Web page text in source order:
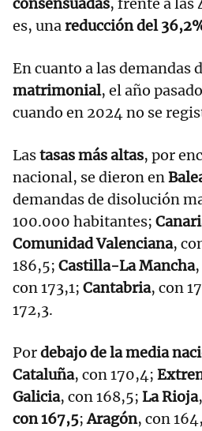
consensuadas, frente a las
es, unareducción del
En cuanto a las demandas
matrimonial, el año
cuando en 2024 no se
Lastasas más altas, por
nacional, se dieron en
demandas de disolución
100.000 habitantes;
Comunidad Valenciana,
186,5; Castilla-La Mancha
con 173,1; Cantabria, con
172,3.
Pordebajo de la media
Cataluña, con 170,4;
Galicia, con 168,5; La Rioja
con 167,5;Aragón, con